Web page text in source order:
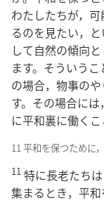
わたしたちが，
るのを見たい，
して自然の傾向
ます。そういう
の場合，物事の
す。その場合に
に平和裏に働くこ
11 平和を保つために
11 特に長老たち
集まるとき，平